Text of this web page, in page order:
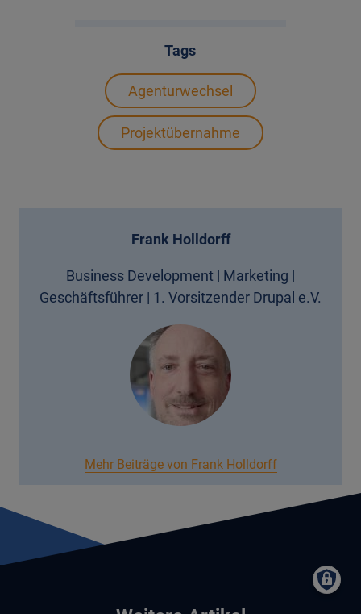
Tags
Agenturwechsel
Projektübernahme
Frank Holldorff
Business Development | Marketing |
Geschäftsführer | 1. Vorsitzender Drupal e.V.
Mehr Beiträge von Frank Holldorff